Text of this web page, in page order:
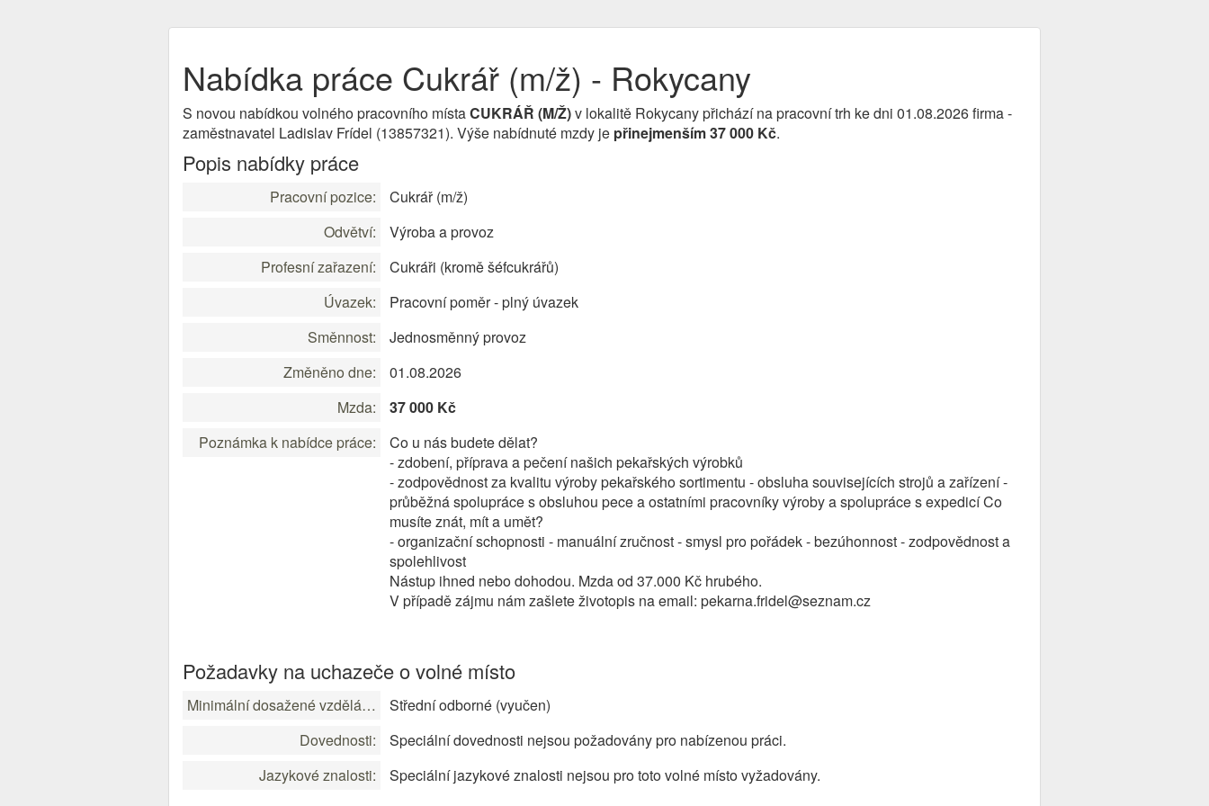
Nabídka práce Cukrář (m/ž) - Rokycany
S novou nabídkou volného pracovního místaCUKRÁŘ (M/Ž)v lokalitě Rokycany přichází na pracovní trh ke dni 01.08.2026 firma -
zaměstnavatel Ladislav Frídel (13857321). Výše nabídnuté mzdy je přinejmenším 37 000 Kč.
Popis nabídky práce
Pracovní pozice:
Cukrář (m/ž)
Odvětví:
Výroba a provoz
Profesní zařazení:
Cukráři (kromě šéfcukrářů)
Úvazek:
Pracovní poměr - plný úvazek
Směnnost:
Jednosměnný provoz
Změněno dne:
01.08.2026
Mzda:
37 000 Kč
Poznámka k nabídce práce:
Co u nás budete dělat?
- zdobení, příprava a pečení našich pekařských výrobků
- zodpovědnost za kvalitu výroby pekařského sortimentu - obsluha souvisejících strojů a zařízení -
průběžná spolupráce s obsluhou pece a ostatními pracovníky výroby a spolupráce s expedicí Co
musíte znát, mít a umět?
- organizační schopnosti - manuální zručnost - smysl pro pořádek - bezúhonnost - zodpovědnost a
spolehlivost
Nástup ihned nebo dohodou. Mzda od 37.000 Kč hrubého.
V případě zájmu nám zašlete životopis na email: pekarna.fridel@seznam.cz
Požadavky na uchazeče o volné místo
Minimální dosažené vzdělání:
Střední odborné (vyučen)
Dovednosti:
Speciální dovednosti nejsou požadovány pro nabízenou práci.
Jazykové znalosti:
Speciální jazykové znalosti nejsou pro toto volné místo vyžadovány.